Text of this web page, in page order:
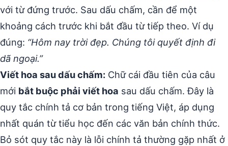
với từ đứng trước. Sau dấu chấm, cần để một
khoảng cách trước khi bắt đầu từ tiếp theo. Ví dụ
đúng: “Hôm nay trời đẹp. Chúng tôi quyết định đi
dã ngoại.”
Viết hoa sau dấu chấm: Chữ cái đầu tiên của câu
mới bắt buộc phải viết hoa sau dấu chấm. Đây là
quy tắc chính tả cơ bản trong tiếng Việt, áp dụng
nhất quán từ tiểu học đến các văn bản chính thức.
Bỏ sót quy tắc này là lỗi chính tả thường gặp nhất ở